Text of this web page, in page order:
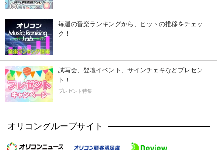
毎週の音楽ランキングから、ヒットの推移をチェッ
ク！
試写会、登壇イベント、サインチェキなどプレゼン
ト！
プレゼント特集
オリコングループサイト